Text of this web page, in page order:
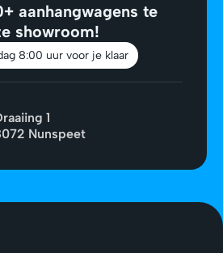
aanhangwagens te
showroom!
8:00 uur voor je klaar
1
Nunspeet